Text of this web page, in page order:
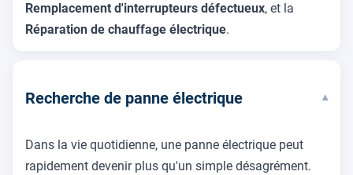
Remplacement d'interrupteurs défectueux, et la
Réparation de chauffage électrique.
Recherche de panne électrique ▾
Dans la vie quotidienne, une panne électrique peut
rapidement devenir plus qu'un simple désagrément.